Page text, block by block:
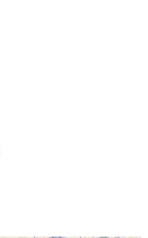
，將跳轉至「AFTEE先享後付」
訊中的連結，可透過四大超商／
，但若您需要取消訂單，請聯絡
之結帳頁面顯示為準，若有關於
support/home
AFTEE先享後付」服務完成之交
費
費